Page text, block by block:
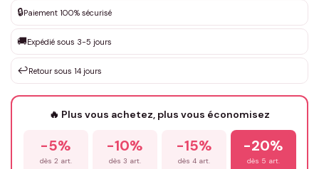
Que souhaitez-vous ?*
Votre texte / idée*
Prénom*
🔒Paiement 100% sécurisé
🚚Expédié sous 3-5 jours
↩️Retour sous 14 jours
🔥 Plus vous achetez, plus vous économisez
-5%
dès 2 art.
-10%
dès 3 art.
-15%
dès 4 art.
-20%
dès 5 art.